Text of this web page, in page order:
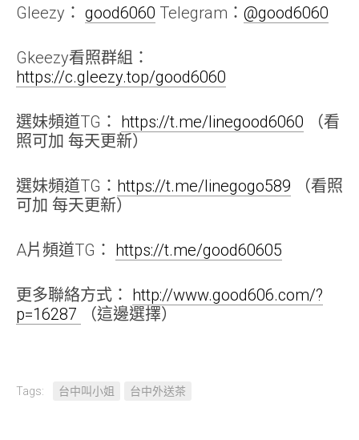
Gleezy： good6060 Telegram： @good6060
Gkeezy看照群組：
https://c.gleezy.top/good6060
選妹頻道TG： https://t.me/linegood6060 （看
照可加 每天更新）
選妹頻道TG： https://t.me/linegogo589 （看照
可加 每天更新）
A片頻道TG： https://t.me/good60605
更多聯絡方式： http://www.good606.com/?
p=16287
（這邊選擇）
Tags: 台中叫小姐 台中外送茶